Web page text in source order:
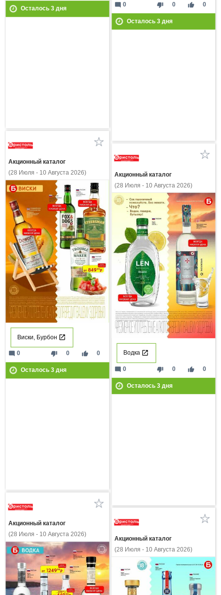
Осталось 3дня thumb_down 0 thumb_up 0
mode_comment 0
Осталось 3дня
Акционный каталог
(28 Июля - 10 Августа 2026)
Виски, Бурбон
thumb_down 0 thumb_up 0
mode_comment 0
Осталось 3дня
Акционный каталог
(28 Июля - 10 Августа 2026)
Водка
thumb_down 0 thumb_up 0
mode_comment 0
Осталось 3дня
Акционный каталог
(28 Июля - 10 Августа 2026)
Акционный каталог
(28 Июля - 10 Августа 2026)